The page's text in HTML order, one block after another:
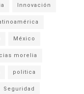
Innovación
México
morelia
politica
Seguridad